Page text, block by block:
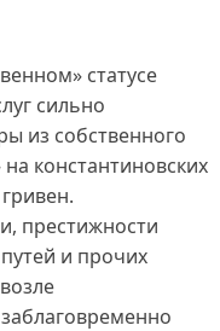
статусе
сильно
из собственного
константиновских
престижности
и прочих